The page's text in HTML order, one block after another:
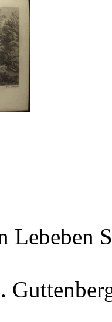
Lebeben